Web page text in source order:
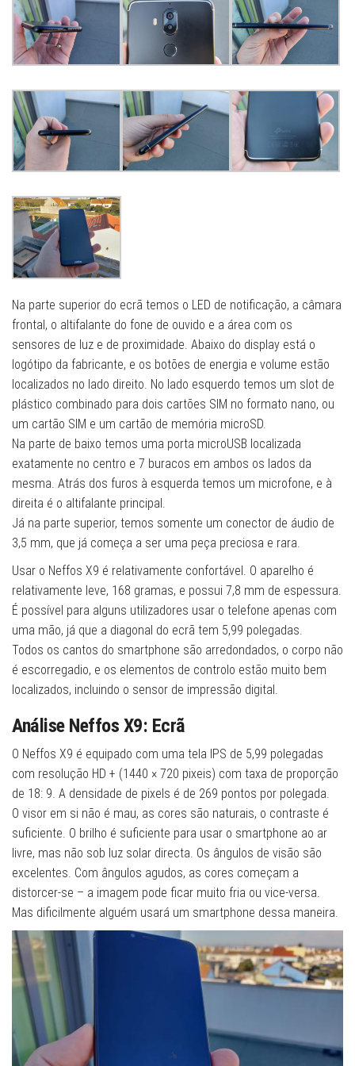
Na parte superior do ecrã temos o LED de notificação, a câmara
frontal, o altifalante do fone de ouvido e a área com os
sensores de luz e de proximidade. Abaixo do display está o
logótipo da fabricante, e os botões de energia e volume estão
localizados no lado direito. No lado esquerdo temos um slot de
plástico combinado para dois cartões SIM no formato nano, ou
um cartão SIM e um cartão de memória microSD.
Na parte de baixo temos uma porta microUSB localizada
exatamente no centro e 7 buracos em ambos os lados da
mesma. Atrás dos furos à esquerda temos um microfone, e à
direita é o altifalante principal.
Já na parte superior, temos somente um conector de áudio de
3,5 mm, que já começa a ser uma peça preciosa e rara.
Usar o Neffos X9 é relativamente confortável. O aparelho é
relativamente leve, 168 gramas, e possui 7,8 mm de espessura.
É possível para alguns utilizadores usar o telefone apenas com
uma mão, já que a diagonal do ecrã tem 5,99 polegadas.
Todos os cantos do smartphone são arredondados, o corpo não
é escorregadio, e os elementos de controlo estão muito bem
localizados, incluindo o sensor de impressão digital.
Análise Neffos X9: Ecrã
O Neffos X9 é equipado com uma tela IPS de 5,99 polegadas
com resolução HD + (1440 × 720 pixeis) com taxa de proporção
de 18: 9. A densidade de pixels é de 269 pontos por polegada.
O visor em si não é mau, as cores são naturais, o contraste é
suficiente. O brilho é suficiente para usar o smartphone ao ar
livre, mas não sob luz solar directa. Os ângulos de visão são
excelentes. Com ângulos agudos, as cores começam a
distorcer-se – a imagem pode ficar muito fria ou vice-versa.
Mas dificilmente alguém usará um smartphone dessa maneira.